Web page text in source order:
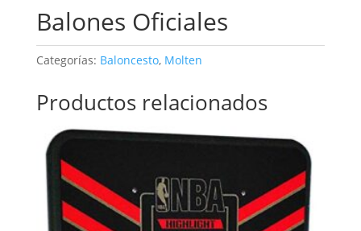
Balones Oficiales
Categorías: Baloncesto, Molten
Productos relacionados